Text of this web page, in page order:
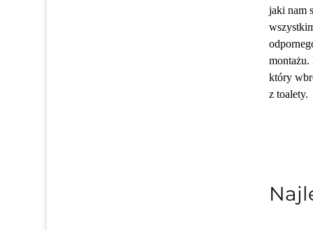
jaki nam
montażu.
który
z toalety.